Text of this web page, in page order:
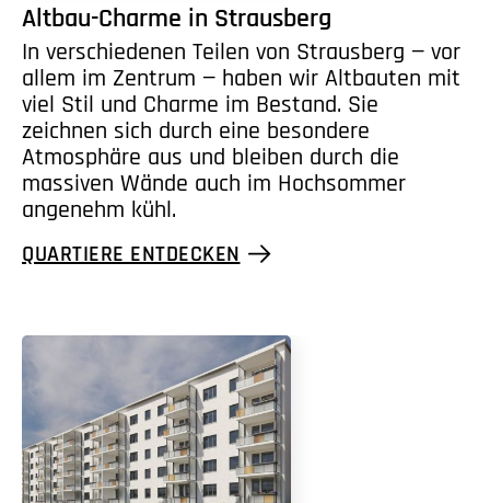
Altbau-Charme in Strausberg
In verschiedenen Teilen von Strausberg — vor
allem im Zentrum — haben wir Altbauten mit
viel Stil und Charme im Bestand. Sie
zeichnen sich durch eine besondere
Atmosphäre aus und bleiben durch die
massiven Wände auch im Hochsommer
angenehm kühl.
QUARTIERE ENTDECKEN